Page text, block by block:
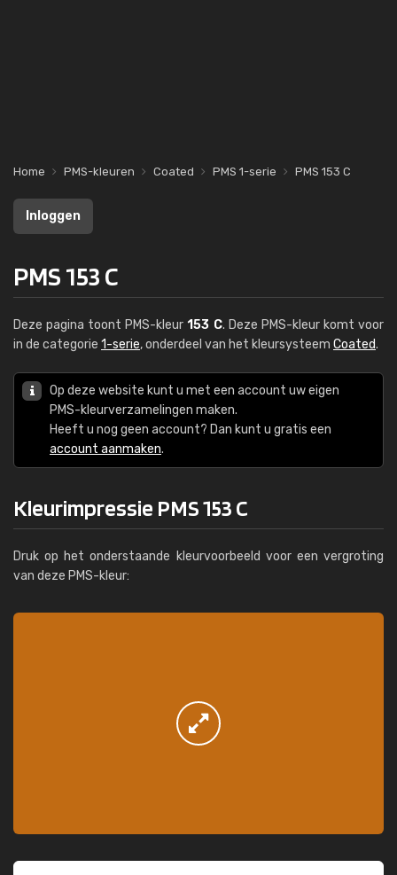
Home PMS-kleuren Coated PMS 1-serie PMS 153 C
Inloggen
PMS 153 C
Deze pagina toont PMS-kleur153 C. Deze PMS-kleur komt voor
in de categorie 1-serie, onderdeel van het kleursysteem Coated.
Op deze website kunt u met een account uw eigen
PMS-kleurverzamelingen maken.
Heeft u nog geen account? Dan kunt u gratis een
account aanmaken.
Kleurimpressie PMS 153 C
Druk op het onderstaande kleurvoorbeeld voor een vergroting
van deze PMS-kleur: